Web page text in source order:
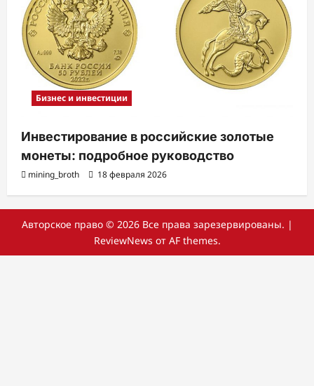
Бизнес и инвестиции
Инвестирование в российские золотые
монеты: подробное руководство
mining_broth 18 февраля 2026
Авторское право © 2026 Все права зарезервированы. |
ReviewNews от AF themes.